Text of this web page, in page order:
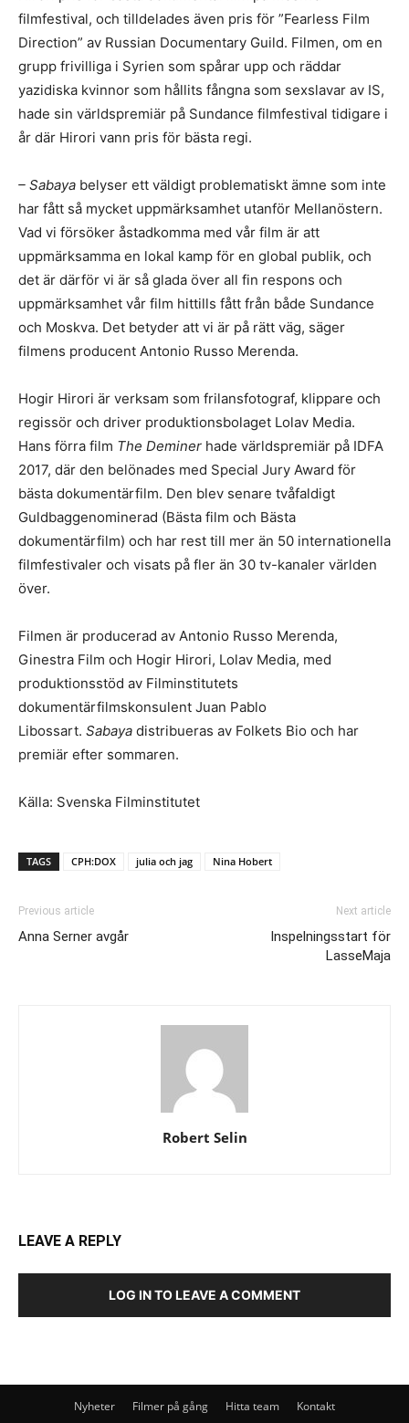
filmfestival, och tilldelades även pris för ”Fearless Film
Direction” av Russian Documentary Guild. Filmen, om en
grupp frivilliga i Syrien som spårar upp och räddar
yazidiska kvinnor som hållits fångna som sexslavar av IS,
hade sin världspremiär på Sundance filmfestival tidigare i
år där Hirori vann pris för bästa regi.
– Sabaya belyser ett väldigt problematiskt ämne som inte
har fått så mycket uppmärksamhet utanför Mellanöstern.
Vad vi försöker åstadkomma med vår film är att
uppmärksamma en lokal kamp för en global publik, och
det är därför vi är så glada över all fin respons och
uppmärksamhet vår film hittills fått från både Sundance
och Moskva. Det betyder att vi är på rätt väg, säger
filmens producent Antonio Russo Merenda.
Hogir Hirori är verksam som frilansfotograf, klippare och
regissör och driver produktionsbolaget Lolav Media.
Hans förra film The Deminer hade världspremiär på IDFA
2017, där den belönades med Special Jury Award för
bästa dokumentärfilm. Den blev senare tvåfaldigt
Guldbaggenominerad (Bästa film och Bästa
dokumentärfilm) och har rest till mer än 50 internationella
filmfestivaler och visats på fler än 30 tv-kanaler världen
över.
Filmen är producerad av Antonio Russo Merenda,
Ginestra Film och Hogir Hirori, Lolav Media, med
produktionsstöd av Filminstitutets
dokumentärfilmskonsulent Juan Pablo
Libossart. Sabaya distribueras av Folkets Bio och har
premiär efter sommaren.
Källa: Svenska Filminstitutet
TAGS CPH:DOX julia och jag Nina Hobert
Previous article
Anna Serner avgår
Next article
Inspelningsstart för
LasseMaja
Robert Selin
LEAVE A REPLY
LOG IN TO LEAVE A COMMENT
Nyheter Filmer på gång Hitta team Kontakt